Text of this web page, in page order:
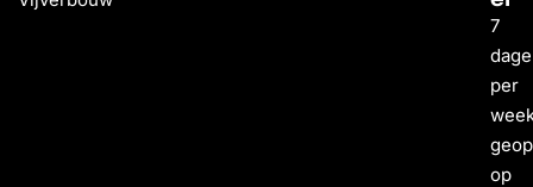
7
per
op